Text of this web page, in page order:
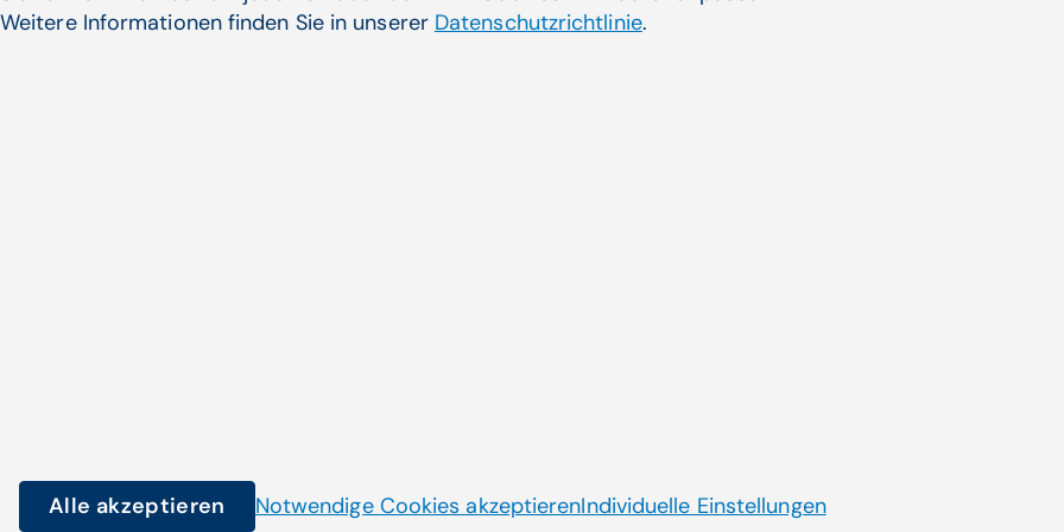
© Copyright 2026 CompuGroup Medical
Weitere Informationen finden Sie in unserer Datenschutzrichtlinie.
Alle akzeptieren Notwendige Cookies akzeptierenIndividuelle Einstellungen